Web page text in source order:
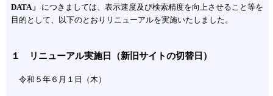
DATA」
につきましては、表示速度及び検索精度を向上させること等を
目的として、以下のとおりリニューアルを実施いたしました。
１ リニューアル実施日（新旧サイトの切替日）
令和５年６月１日（木）